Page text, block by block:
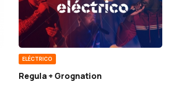
ELÉCTRICO
Regula + Grognation